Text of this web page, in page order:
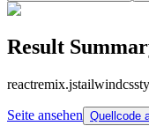
Result
reactremix.jstailwindcss
Seite ansehen Quellcode